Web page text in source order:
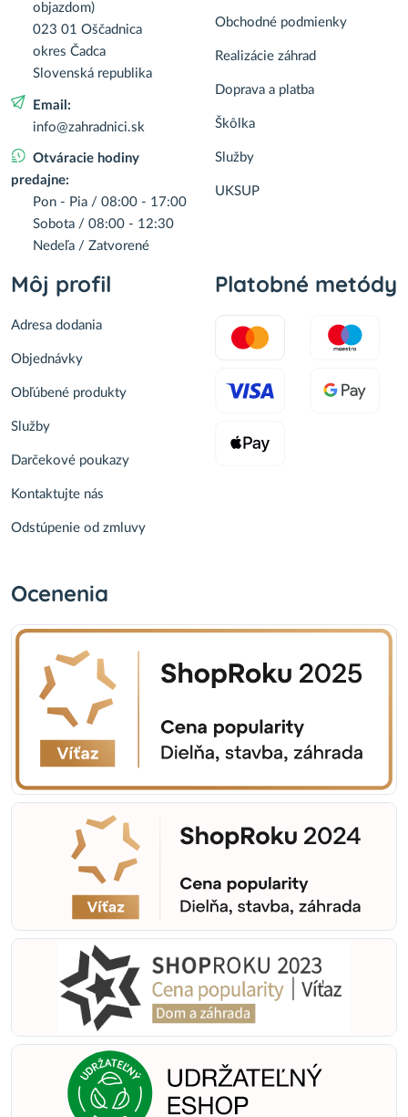
objazdom)
023 01 Oščadnica
okres Čadca
Slovenská republika
Email:
info@zahradnici.sk
Otváracie hodiny
predajne:
Pon - Pia / 08:00 - 17:00
Sobota / 08:00 - 12:30
Nedeľa / Zatvorené
Obchodné podmienky
Realizácie záhrad
Doprava a platba
Škôlka
Služby
UKSUP
Môj profil
Adresa dodania
Objednávky
Obľúbené produkty
Služby
Darčekové poukazy
Kontaktujte nás
Odstúpenie od zmluvy
Platobné metódy
Ocenenia